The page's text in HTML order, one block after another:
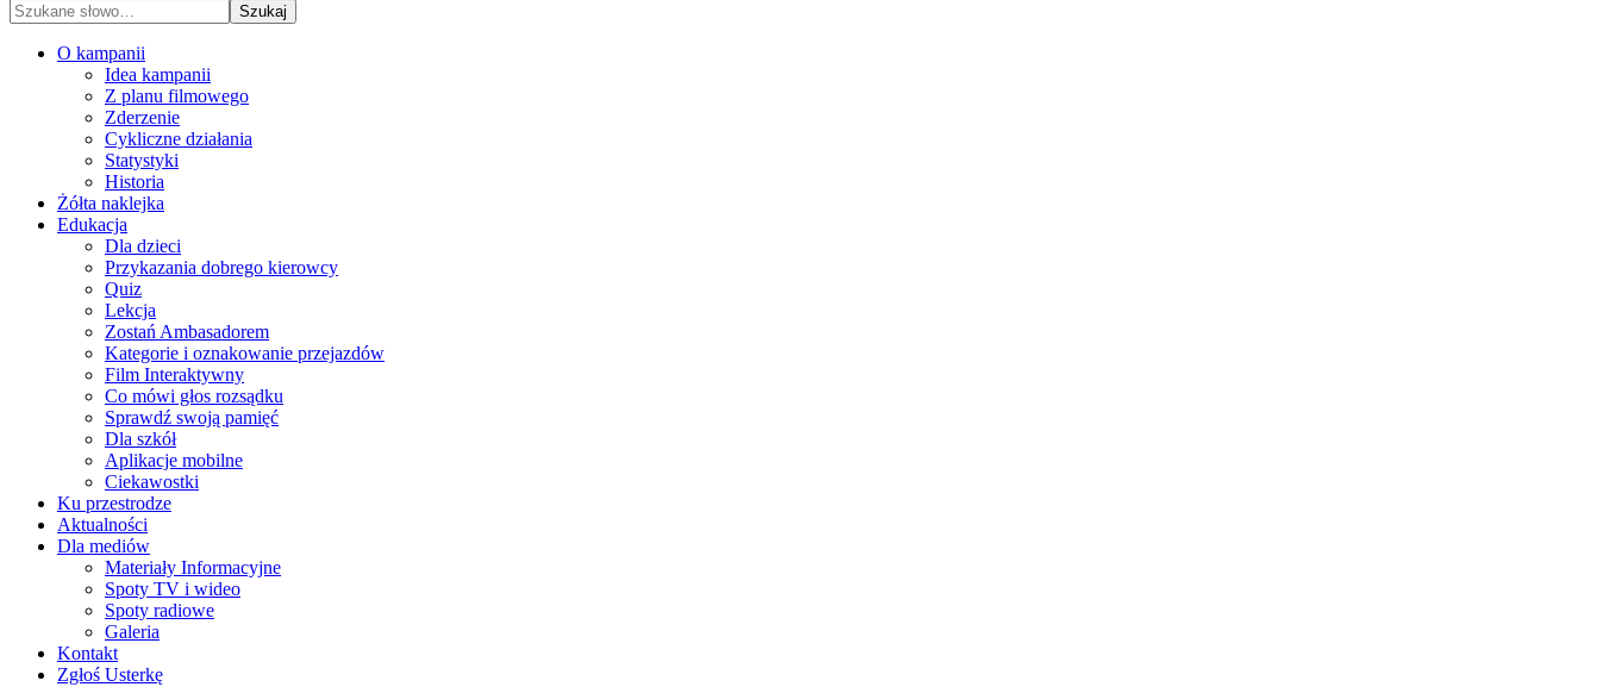
O kampanii
Idea kampanii
Z planu filmowego
Zderzenie
Cykliczne działania
Statystyki
Historia
Żółta naklejka
Edukacja
Dla dzieci
Przykazania dobrego kierowcy
Quiz
Lekcja
Zostań Ambasadorem
Kategorie i oznakowanie przejazdów
Film Interaktywny
Co mówi głos rozsądku
Sprawdź swoją pamięć
Dla szkół
Aplikacje mobilne
Ciekawostki
Ku przestrodze
Aktualności
Dla mediów
Materiały Informacyjne
Spoty TV i wideo
Spoty radiowe
Galeria
Kontakt
Zgłoś Usterkę